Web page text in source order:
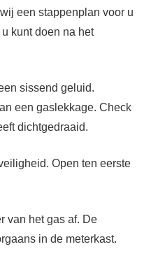
een stappenplan voor u
kunt doen na het
sissend geluid.
een gaslekkage. Check
dichtgedraaid.
Open ten eerste
van het gas af. De
in de meterkast.